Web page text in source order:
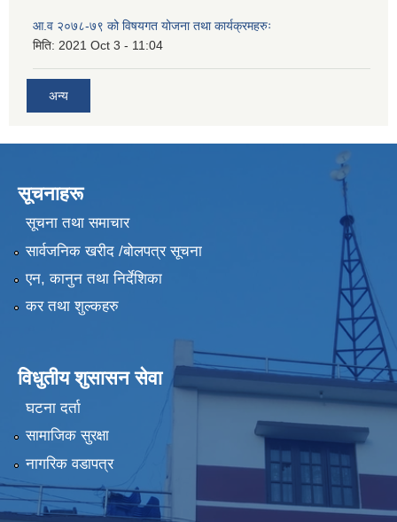
आ.व २०७८-७९ को विषयगत योजना तथा कार्यक्रमहरुः
मिति: 2021 Oct 3 - 11:04
अन्य
सूचनाहरू
सूचना तथा समाचार
सार्वजनिक खरीद /बोलपत्र सूचना
एन, कानुन तथा निर्देशिका
कर तथा शुल्कहरु
विधुतीय शुसासन सेवा
घटना दर्ता
सामाजिक सुरक्षा
नागरिक वडापत्र